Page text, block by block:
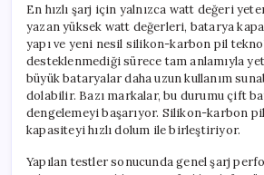
En hızlı şarj için yalnızca watt değeri
yazan yüksek watt değerleri, batarya
yapı ve yeni nesil silikon-karbon pil
desteklenmediği sürece tam anlamıyla
büyük bataryalar daha uzun kullanım
dolabilir. Bazı markalar, bu durumu çift
dengelemeyi başarıyor. Silikon-karbon
kapasiteyi hızlı dolum ile birleştiriyor.
Yapılan testler sonucunda genel şarj